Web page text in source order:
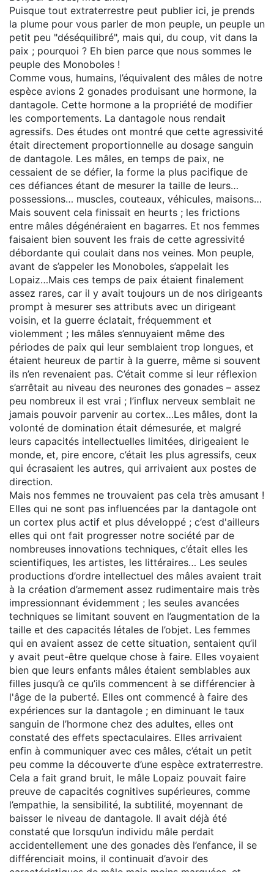
Puisque tout extraterrestre peut publier ici, je prends
la plume pour vous parler de mon peuple, un peuple un
petit peu "déséquilibré", mais qui, du coup, vit dans la
paix ; pourquoi ? Eh bien parce que nous sommes le
peuple des Monoboles !
Comme vous, humains, l’équivalent des mâles de notre
espèce avions 2 gonades produisant une hormone, la
dantagole. Cette hormone a la propriété de modifier
les comportements. La dantagole nous rendait
agressifs. Des études ont montré que cette agressivité
était directement proportionnelle au dosage sanguin
de dantagole. Les mâles, en temps de paix, ne
cessaient de se défier, la forme la plus pacifique de
ces défiances étant de mesurer la taille de leurs…
possessions… muscles, couteaux, véhicules, maisons…
Mais souvent cela finissait en heurts ; les frictions
entre mâles dégénéraient en bagarres. Et nos femmes
faisaient bien souvent les frais de cette agressivité
débordante qui coulait dans nos veines. Mon peuple,
avant de s’appeler les Monoboles, s’appelait les
Lopaiz…Mais ces temps de paix étaient finalement
assez rares, car il y avait toujours un de nos dirigeants
prompt à mesurer ses attributs avec un dirigeant
voisin, et la guerre éclatait, fréquemment et
violemment ; les mâles s’ennuyaient même des
périodes de paix qui leur semblaient trop longues, et
étaient heureux de partir à la guerre, même si souvent
ils n’en revenaient pas. C’était comme si leur réflexion
s’arrêtait au niveau des neurones des gonades – assez
peu nombreux il est vrai ; l’influx nerveux semblait ne
jamais pouvoir parvenir au cortex…Les mâles, dont la
volonté de domination était démesurée, et malgré
leurs capacités intellectuelles limitées, dirigeaient le
monde, et, pire encore, c’était les plus agressifs, ceux
qui écrasaient les autres, qui arrivaient aux postes de
direction.
Mais nos femmes ne trouvaient pas cela très amusant !
Elles qui ne sont pas influencées par la dantagole ont
un cortex plus actif et plus développé ; c’est d'ailleurs
elles qui ont fait progresser notre société par de
nombreuses innovations techniques, c’était elles les
scientifiques, les artistes, les littéraires… Les seules
productions d’ordre intellectuel des mâles avaient trait
à la création d’armement assez rudimentaire mais très
impressionnant évidemment ; les seules avancées
techniques se limitant souvent en l’augmentation de la
taille et des capacités létales de l’objet. Les femmes
qui en avaient assez de cette situation, sentaient qu’il
y avait peut-être quelque chose à faire. Elles voyaient
bien que leurs enfants mâles étaient semblables aux
filles jusqu’à ce qu’ils commencent à se différencier à
l'âge de la puberté. Elles ont commencé à faire des
expériences sur la dantagole ; en diminuant le taux
sanguin de l’hormone chez des adultes, elles ont
constaté des effets spectaculaires. Elles arrivaient
enfin à communiquer avec ces mâles, c’était un petit
peu comme la découverte d’une espèce extraterrestre.
Cela a fait grand bruit, le mâle Lopaiz pouvait faire
preuve de capacités cognitives supérieures, comme
l’empathie, la sensibilité, la subtilité, moyennant de
baisser le niveau de dantagole. Il avait déjà été
constaté que lorsqu’un individu mâle perdait
accidentellement une des gonades dès l’enfance, il se
différenciait moins, il continuait d’avoir des